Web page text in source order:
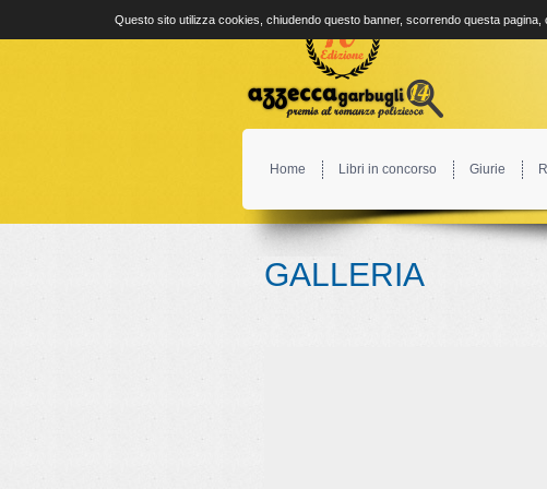
Home Libri in concorso Giurie
GALLERIA
Questo sito utilizza cookies, chiudendo questo banner, scorrendo questa